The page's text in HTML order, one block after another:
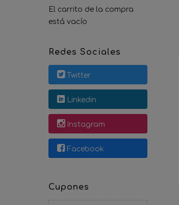
El carrito de la compra
está vacío
Redes Sociales
Twitter
Linkedin
Instagram
Facebook
Cupones